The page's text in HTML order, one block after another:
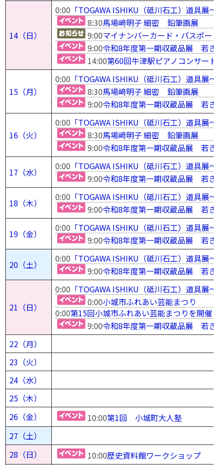
14（日）
0:00 「TOGAWA ISHIKU（砥川石工）道具展
8:30馬場﨑明子 細密 鉛筆画展
9:00マイナンバーカード・パスポー
9:00令和8年度第一期収蔵品展 若
14:00第60回牛津駅ピアノコンサート
15（月）
0:00 「TOGAWA ISHIKU（砥川石工）道具展
8:30馬場﨑明子 細密 鉛筆画展
9:00令和8年度第一期収蔵品展 若
16（火）
0:00 「TOGAWA ISHIKU（砥川石工）道具展
8:30馬場﨑明子 細密 鉛筆画展
9:00令和8年度第一期収蔵品展 若
17（水）
0:00 「TOGAWA ISHIKU（砥川石工）道具展
9:00令和8年度第一期収蔵品展 若
18（木）
0:00 「TOGAWA ISHIKU（砥川石工）道具展
9:00令和8年度第一期収蔵品展 若
19（金）
0:00 「TOGAWA ISHIKU（砥川石工）道具展
9:00令和8年度第一期収蔵品展 若
20（土）
0:00 「TOGAWA ISHIKU（砥川石工）道具展
9:00令和8年度第一期収蔵品展 若
21（日）
0:00 「TOGAWA ISHIKU（砥川石工）道具展
0:00小城市ふれあい芸能まつり
0:00第15回小城市ふれあい芸能まつりを開催
9:00令和8年度第一期収蔵品展 若
22（月）
23（火）
24（水）
25（木）
26（金）
10:00第1回 小城町大人塾
27（土）
28（日）
10:00歴史資料館ワークショップ